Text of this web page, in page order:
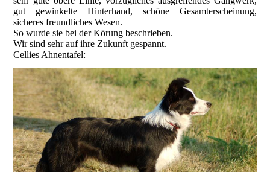
gut gewinkelte Hinterhand, schöne Gesamterscheinung,
sicheres freundliches Wesen.
So wurde sie bei der Körung beschrieben.
Wir sind sehr auf ihre Zukunft gespannt.
Cellies Ahnentafel: